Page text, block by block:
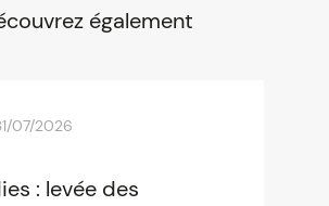
également
07/2026
: levée des